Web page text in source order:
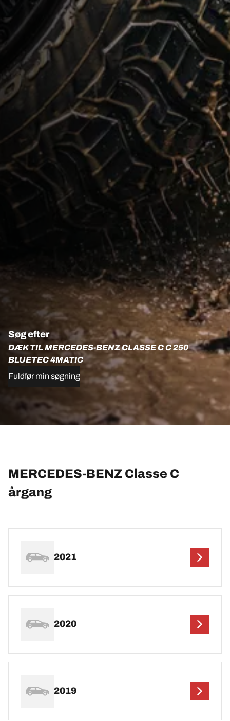
Søg efter
DÆK TIL MERCEDES-BENZ CLASSE C C 250
BLUETEC 4MATIC
Fuldfør min søgning
MERCEDES-BENZ Classe C
årgang
2021
2020
2019